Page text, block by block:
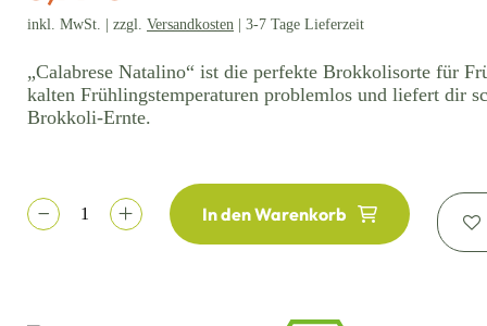
inkl. MwSt. | zzgl. Versandkosten | 3-7 Tage Lieferzeit
„Calabrese Natalino“ ist die perfekte Brokkolisorte für
kalten Frühlingstemperaturen problemlos und liefert dir
Brokkoli-Ernte.
In den Warenkorb